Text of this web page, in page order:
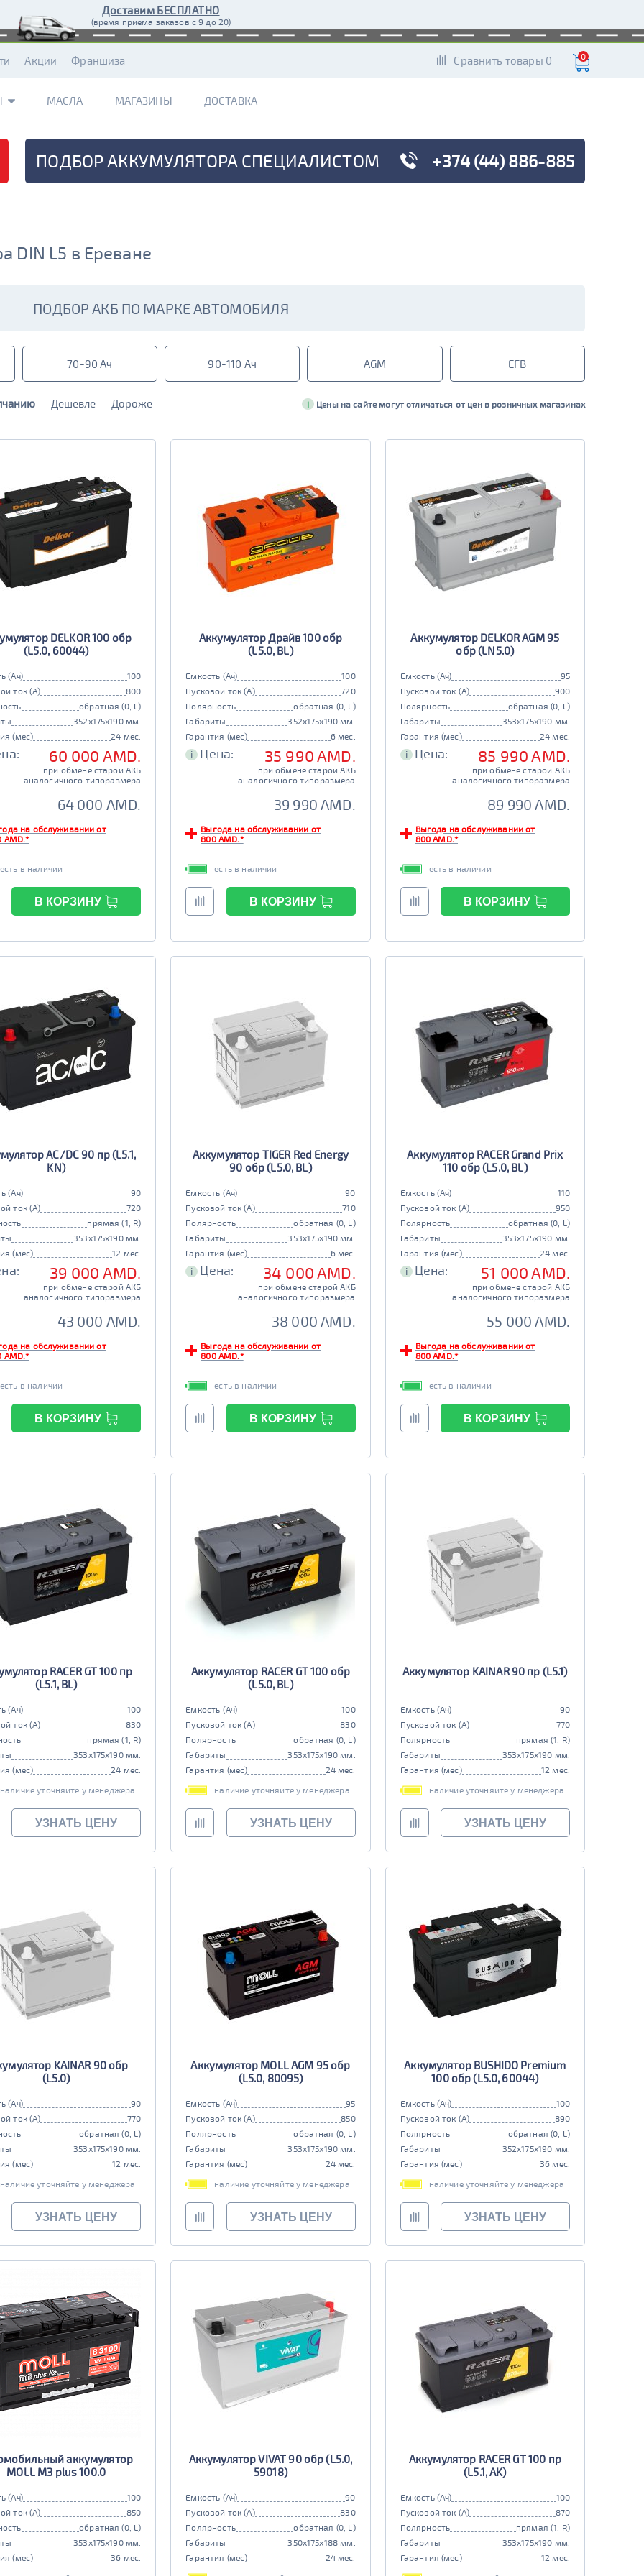
Доставим БЕСПЛАТНО
(время приема заказов с 9 до 20)
Акции Франшиза Сравнить товары 0 0
МАСЛА МАГАЗИНЫ ДОСТАВКА
ПОДБОР АККУМУЛЯТОРА СПЕЦИАЛИСТОМ +374 (44) 886-885
DIN L5 в Ереване
ПОДБОР АКБ ПО МАРКЕ АВТОМОБИЛЯ
70-90 Ач 90-110 Ач AGM EFB
Дешевле Дороже i Цены на сайте могут отличаться от цен в розничных магазинах
DELKOR 100 обр
(L5.0, 60044)
(Ач)
100
ток (А)
800
обратная (0, L)
352x175x190 мм.
(мес)
24 мес.
60 000 AMD.
при обмене старой АКБ
аналогичного типоразмера
64 000 AMD.
на обслуживании от
AMD.*
есть в наличии
В КОРЗИНУ
Аккумулятор Драйв 100 обр
(L5.0, BL)
Емкость (Ач)
100
Пусковой ток (А)
720
Полярность
обратная (0, L)
Габариты
352x175x190 мм.
Гарантия (мес)
6 мес.
i Цена: 35 990 AMD.
при обмене старой АКБ
аналогичного типоразмера
39 990 AMD.
Выгода на обслуживании от
800 AMD.*
есть в наличии
В КОРЗИНУ
Аккумулятор DELKOR AGM 95
обр (LN5.0)
Емкость (Ач)
95
Пусковой ток (А)
900
Полярность
обратная (0, L)
Габариты
353x175x190 мм.
Гарантия (мес)
24 мес.
i Цена: 85 990 AMD.
при обмене старой АКБ
аналогичного типоразмера
89 990 AMD.
Выгода на обслуживании от
800 AMD.*
есть в наличии
В КОРЗИНУ
AC/DC 90 пр (L5.1,
KN)
(Ач)
90
ток (А)
720
прямая (1, R)
353x175x190 мм.
(мес)
12 мес.
39 000 AMD.
при обмене старой АКБ
аналогичного типоразмера
43 000 AMD.
на обслуживании от
AMD.*
есть в наличии
В КОРЗИНУ
Аккумулятор TIGER Red Energy
90 обр (L5.0, BL)
Емкость (Ач)
90
Пусковой ток (А)
710
Полярность
обратная (0, L)
Габариты
353x175x190 мм.
Гарантия (мес)
6 мес.
i Цена: 34 000 AMD.
при обмене старой АКБ
аналогичного типоразмера
38 000 AMD.
Выгода на обслуживании от
800 AMD.*
есть в наличии
В КОРЗИНУ
Аккумулятор RACER Grand Prix
110 обр (L5.0, BL)
Емкость (Ач)
110
Пусковой ток (А)
950
Полярность
обратная (0, L)
Габариты
353x175x190 мм.
Гарантия (мес)
24 мес.
i Цена: 51 000 AMD.
при обмене старой АКБ
аналогичного типоразмера
55 000 AMD.
Выгода на обслуживании от
800 AMD.*
есть в наличии
В КОРЗИНУ
RACER GT 100 пр
(L5.1, BL)
(Ач)
100
ток (А)
830
прямая (1, R)
353x175x190 мм.
(мес)
24 мес.
наличие уточняйте у менеджера
УЗНАТЬ ЦЕНУ
Аккумулятор RACER GT 100 обр
(L5.0, BL)
Емкость (Ач)
100
Пусковой ток (А)
830
Полярность
обратная (0, L)
Габариты
353x175x190 мм.
Гарантия (мес)
24 мес.
наличие уточняйте у менеджера
УЗНАТЬ ЦЕНУ
Аккумулятор KAINAR 90 пр (L5.1)
Емкость (Ач)
90
Пусковой ток (А)
770
Полярность
прямая (1, R)
Габариты
353x175x190 мм.
Гарантия (мес)
12 мес.
наличие уточняйте у менеджера
УЗНАТЬ ЦЕНУ
KAINAR 90 обр
(L5.0)
(Ач)
90
ток (А)
770
обратная (0, L)
353x175x190 мм.
(мес)
12 мес.
наличие уточняйте у менеджера
УЗНАТЬ ЦЕНУ
Аккумулятор MOLL AGM 95 обр
(L5.0, 80095)
Емкость (Ач)
95
Пусковой ток (А)
850
Полярность
обратная (0, L)
Габариты
353x175x190 мм.
Гарантия (мес)
24 мес.
наличие уточняйте у менеджера
УЗНАТЬ ЦЕНУ
Аккумулятор BUSHIDO Premium
100 обр (L5.0, 60044)
Емкость (Ач)
100
Пусковой ток (А)
890
Полярность
обратная (0, L)
Габариты
352x175x190 мм.
Гарантия (мес)
36 мес.
наличие уточняйте у менеджера
УЗНАТЬ ЦЕНУ
аккумулятор
MOLL M3 plus 100.0
(Ач)
100
ток (А)
850
обратная (0, L)
353x175x190 мм.
(мес)
36 мес.
Аккумулятор VIVAT 90 обр (L5.0,
59018)
Емкость (Ач)
90
Пусковой ток (А)
830
Полярность
обратная (0, L)
Габариты
350x175x188 мм.
Гарантия (мес)
24 мес.
Аккумулятор RACER GT 100 пр
(L5.1, AK)
Емкость (Ач)
100
Пусковой ток (А)
870
Полярность
прямая (1, R)
Габариты
353x175x190 мм.
Гарантия (мес)
12 мес.